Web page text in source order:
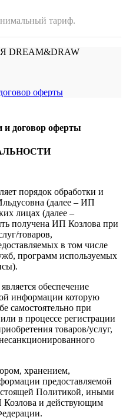
тариф.
оферты
и договор оферты
порядок обработки и
(далее – ИП
лицах (далее –
получена ИП Козлова при
товаров,
в том числе
программ используемых
обеспечение
информации которую
самостоятельно при
в процессе регистрации
товаров/услуг,
хранением,
предоставляемой
Политикой, иными
и действующим